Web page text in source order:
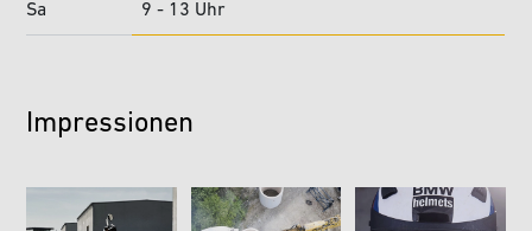
Sa 9 - 13 Uhr
Impressionen